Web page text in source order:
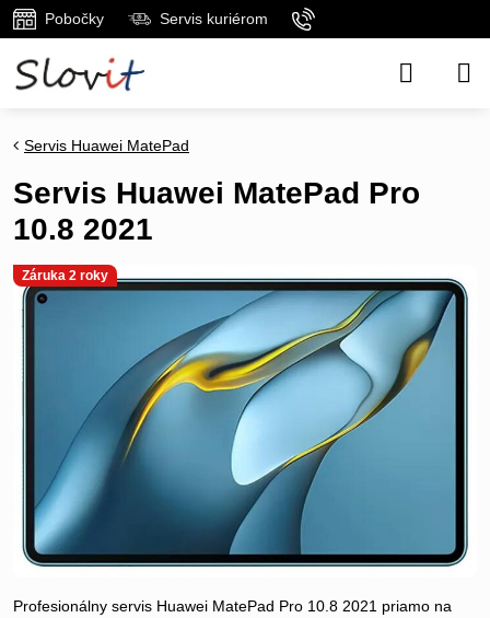
Pobočky Servis kuriérom
Záruka 2 roky
Servis Huawei MatePad
Servis Huawei MatePad Pro
10.8 2021
Profesionálny servis Huawei MatePad Pro 10.8 2021 priamo na